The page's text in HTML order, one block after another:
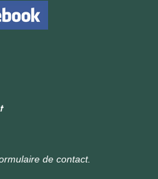
de contact.